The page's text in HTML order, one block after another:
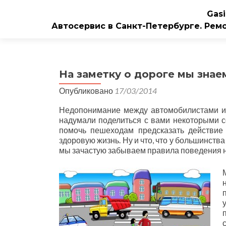
Автосервис в Санкт-Петербурге.
На заметку о дороге мы
Опубликовано 17/03/2014
Недопонимание между автомобилистами
надумали поделиться с вами некоторыми
помочь пешеходам предсказать
здоровую жизнь. Ну и что, что у
мы зачастую забываем правила поведения